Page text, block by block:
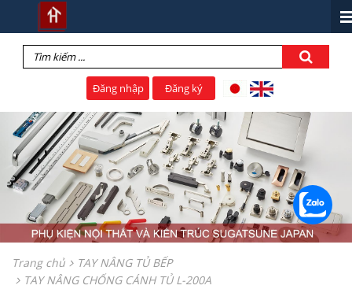
Đăng nhập Đăng ký
Trang chủ
TAY NÂNG TỦ BẾP
TAY NÂNG CHỐNG CÁNH TỦ L-200A